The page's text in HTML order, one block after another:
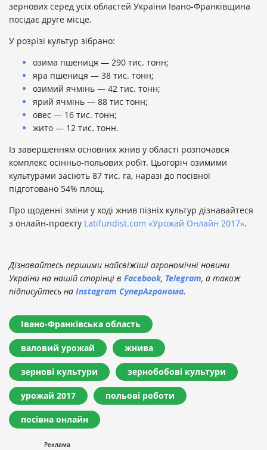
зернових серед усіх областей України Івано-Франківщина
посідає друге місце.
У розрізі культур зібрано:
озима пшениця — 290 тис. тонн;
яра пшениця — 38 тис. тонн;
озимий ячмінь — 42 тис. тонн;
ярий ячмінь — 88 тис тонн;
овес — 16 тис. тонн;
жито — 12 тис. тонн.
Із завершенням основних жнив у області розпочався
комплекс осінньо-польових робіт. Цьогоріч озимими
культурами засіють 87 тис. га, наразі до посівної
підготовано 54% площ.
Про щоденні зміни у ході жнив пізніх культур дізнавайтеся
з онлайн-проекту Latifundist.com «Урожай Онлайн 2017».
Дізнавайтесь першими найсвіжіші агрономічні новини
України на нашій сторінці в Facebook, Telegram, а також
підписуйтесь на Instagram СуперАгронома.
Івано-Франківська область
валовий урожай жнива
зернові культури зернобобові культури
урожай 2017 польові роботи
посівна онлайн